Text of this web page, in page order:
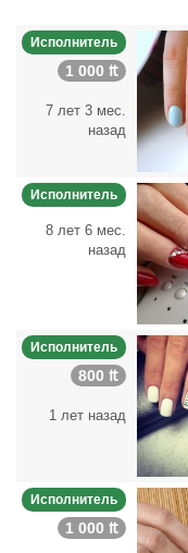
Исполнитель
1 000 ₶
7 лет 3 мес.
назад
Исполнитель
8 лет 6 мес.
назад
Исполнитель
800 ₶
1 лет назад
Исполнитель
1 000 ₶